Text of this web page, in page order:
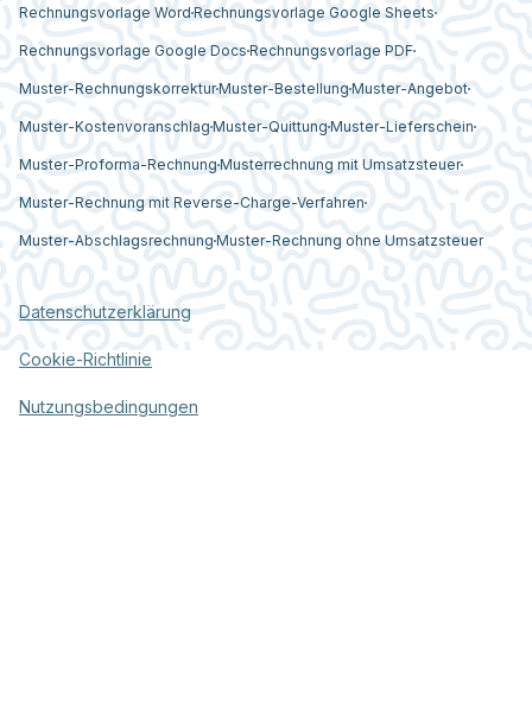
Rechnungsvorlage Word Rechnungsvorlage Google Sheets
Rechnungsvorlage Google Docs Rechnungsvorlage PDF
Muster-RechnungskorrekturMuster-Bestellung Muster-Angebot
Muster-Kostenvoranschlag Muster-Quittung Muster-Lieferschein
Muster-Proforma-Rechnung Musterrechnung mit Umsatzsteuer
Muster-Rechnung mit Reverse-Charge-Verfahren
Muster-Abschlagsrechnung Muster-Rechnung ohne Umsatzsteuer
Datenschutzerklärung
Cookie-Richtlinie
Nutzungsbedingungen